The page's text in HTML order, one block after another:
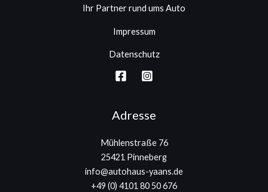
Ihr Partner rund ums Auto
Impressum
Datenschutz
Adresse
Mühlenstraße 76
25421 Pinneberg
info@autohaus-yaans.de
+49 (0) 4101 80 50 676